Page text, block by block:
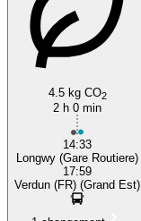
4.5 kg CO2
2 h 0 min
14:33
Longwy (Gare Routiere)
17:59
Verdun (FR) (Grand Est)